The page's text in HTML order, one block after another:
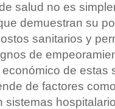
salud no es
demuestran su
sanitarios y
de
de estas
de factores
sistemas